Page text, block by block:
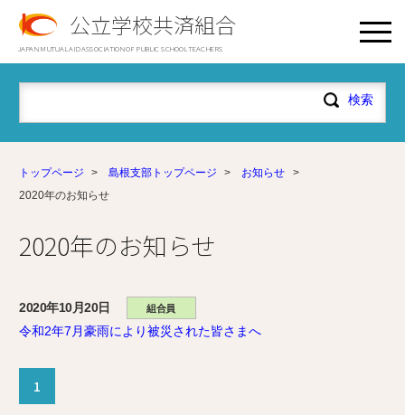
公立学校共済組合
JAPAN MUTUAL AID ASSOCIATION OF PUBLIC SCHOOL TEACHERS
トップページ > 島根支部トップページ > お知らせ
>
2020年のお知らせ
2020年のお知らせ
2020年10月20日 組合員
令和2年7月豪雨により被災された皆さまへ
1